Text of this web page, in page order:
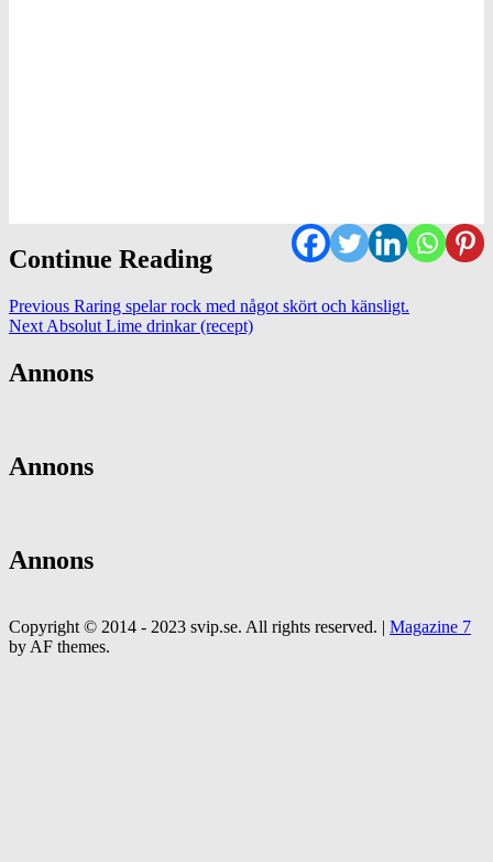
Continue Reading
Previous Raring spelar rock med något skört och känsligt.
Next Absolut Lime drinkar (recept)
Annons
Annons
Annons
Copyright © 2014 - 2023 svip.se. All rights reserved. | Magazine 7
by AF themes.